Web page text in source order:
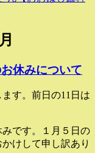
休みについて
す。前日の11日は
です。１月５日の
けして申し訳あり